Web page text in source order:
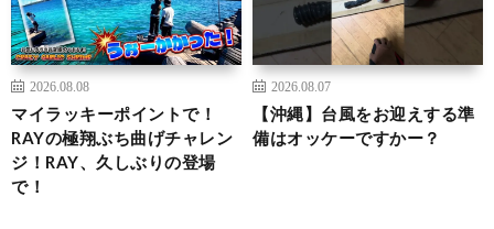
2026.08.08
マイラッキーポイントで！
RAYの極翔ぶち曲げチャレン
ジ！RAY、久しぶりの登場
で！
2026.08.07
【沖縄】台風をお迎えする準
備はオッケーですかー？